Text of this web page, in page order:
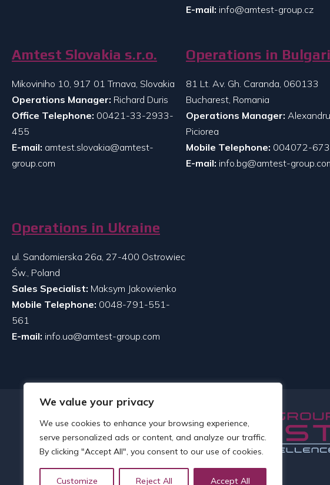
We value your privacy
We use cookies to enhance your browsing experience,
serve personalized ads or content, and analyze our traffic.
By clicking "Accept All", you consent to our use of cookies.
Customize Reject All Accept All
E-mail: info@amtest-group.cz
Amtest Slovakia s.r.o.
Mikoviniho 10, 917 01 Trnava, Slovakia
Operations Manager: Richard Duris
Office Telephone: 00421-33-2933-
455
E-mail: amtest.slovakia@amtest-
group.com
Operations in
81 Lt. Av. Gh. Caranda, 060133
Bucharest, Romania
Operations Manager: Alexandru
Piciorea
Mobile Telephone: 004072-
E-mail: info.bg@amtest-
Operations in Ukraine
ul. Sandomierska 26a, 27-400 Ostrowiec
Św., Poland
Sales Specialist: Maksym Jakowienko
Mobile Telephone: 0048-791-551-
561
E-mail: info.ua@amtest-group.com